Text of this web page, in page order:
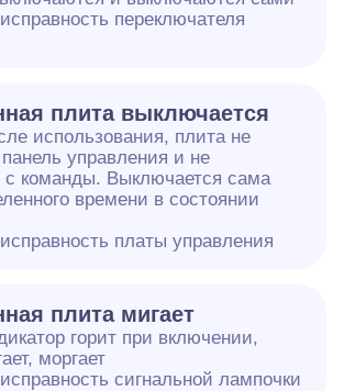
переключателя
плита выключается
использования, плита не
панель управления и не
с команды. Выключается сама
времени в состоянии
платы управления
плита мигает
горит при включении,
моргает
сигнальной лампочки